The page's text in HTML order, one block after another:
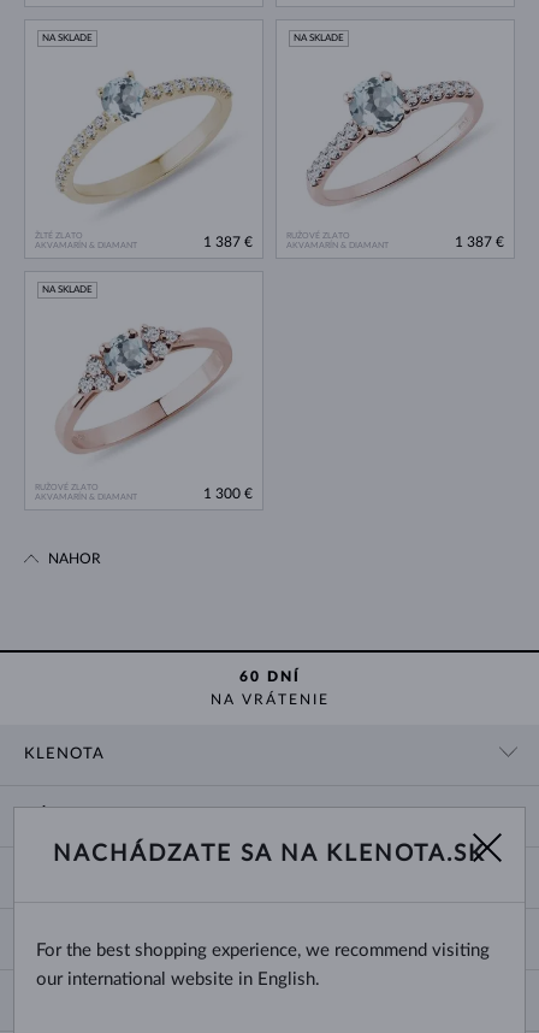
ŽLTÉ ZLATO
AKVAMARÍN & DIAMANT
NA SKLADE
1 387 €
RUŽOVÉ ZLATO
AKVAMARÍN & DIAMANT
NA SKLADE
1 387 €
RUŽOVÉ ZLATO
AKVAMARÍN & DIAMANT
NA SKLADE
1 300 €
NAHOR
60 DNÍ
NA VRÁTENIE
KLENOTA
O NÁS
DODANIE A PLATBA ZA TOVAR
VÝBER SVADOBNÝCH OBRÚČOK
CERTIFIKÁTY PRAVOSTI
TYPY A DĹŽKY RETIAZOK
DĹŽKY NÁRAMKOV
Slovensko
NACHÁDZATE SA NA KLENOTA.SK
For the best shopping experience, we recommend visiting
our international website in English.